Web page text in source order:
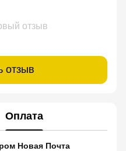
отзыв
отзыв
Оплата
Новая Почта